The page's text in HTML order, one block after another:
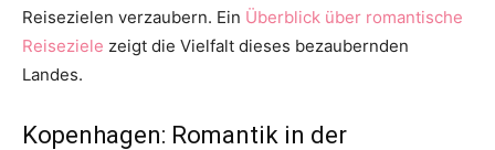
Reisezielen verzaubern. Ein Überblick über romantische
Reiseziele zeigt die Vielfalt dieses bezaubernden
Landes.
Kopenhagen: Romantik in der